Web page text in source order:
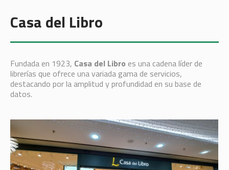
Casa del Libro
Fundada en 1923, Casa del Libro es una cadena líder de
librerías que ofrece una variada gama de servicios,
destacando por la amplitud y profundidad en su base de
datos.